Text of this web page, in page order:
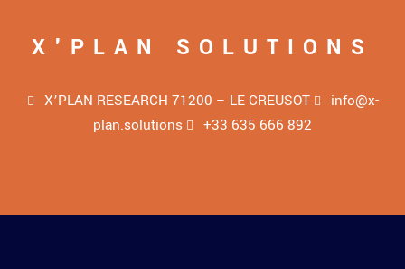
X'PLAN SOLUTIONS
X’PLAN RESEARCH 71200 – LE CREUSOT
info@x-
plan.solutions
+33 635 666 892